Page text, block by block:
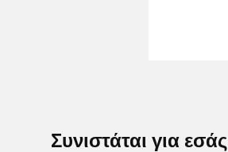
Συνιστάται για εσάς